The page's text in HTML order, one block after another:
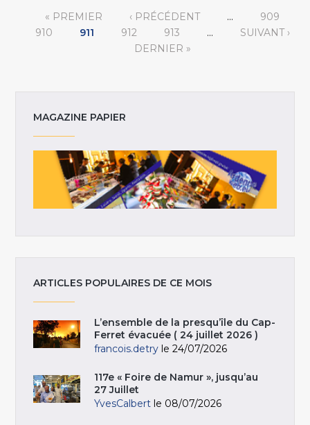
« PREMIER ‹ PRÉCÉDENT …
909
910
911 912 913 …
SUIVANT ›
DERNIER »
MAGAZINE PAPIER
ARTICLES POPULAIRES DE CE MOIS
L’ensemble de la presqu’île du Cap-
Ferret évacuée ( 24 juillet 2026 )
francois.detry le 24/07/2026
117e « Foire de Namur », jusqu’au
27 Juillet
YvesCalbert le 08/07/2026